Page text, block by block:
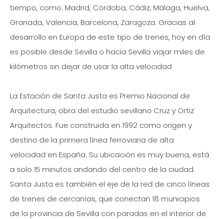
tiempo, como: Madrid, Córdoba, Cádiz, Málaga, Huelva,
Granada, Valencia, Barcelona, Zaragoza. Gracias al
desarrollo en Europa de este tipo de trenes, hoy en día
es posible desde Sevilla o hacia Sevilla viajar miles de
kilómetros sin dejar de usar la alta velocidad
La Estación de Santa Justa es Premio Nacional de
Arquitectura, obra del estudio sevillano Cruz y Ortiz
Arquitectos. Fue construida en 1992 como origen y
destino de la primera línea ferroviaria de alta
velocidad en España. Su ubicación es muy buena, está
a solo 15 minutos andando del centro de la ciudad.
Santa Justa es también el eje de la red de cinco líneas
de trenes de cercanías, que conectan 18 municipios
de la provincia de Sevilla con paradas en el interior de